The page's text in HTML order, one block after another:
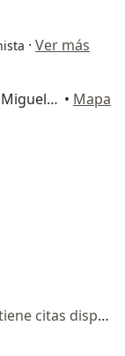
· Ver más
Cto. Interior Melchor Ocampo 193, Miguel Hidalgo • Mapa
Ningún profesional de este centro tiene citas disponibles